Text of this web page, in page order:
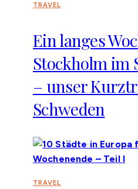
TRAVEL
Ein langes
Stockholm im
– unser
Schweden
TRAVEL